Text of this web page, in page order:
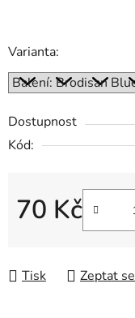
Varianta:
Dostupnost
Kód:
70 Kč
Měrná cena:
Tisk Zeptat se